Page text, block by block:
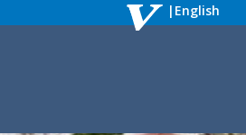
| English